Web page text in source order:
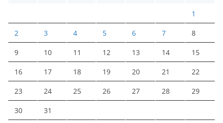
1
2 3 4 5 6 7 8
9 10 11 12 13 14 15
16 17 18 19 20 21 22
23 24 25 26 27 28 29
30 31